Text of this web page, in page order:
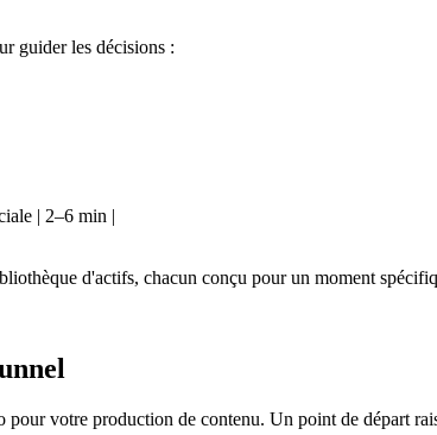
guider les décisions :
| 2–6 min |
d'actifs, chacun conçu pour un moment
votre production de contenu. Un point de départ